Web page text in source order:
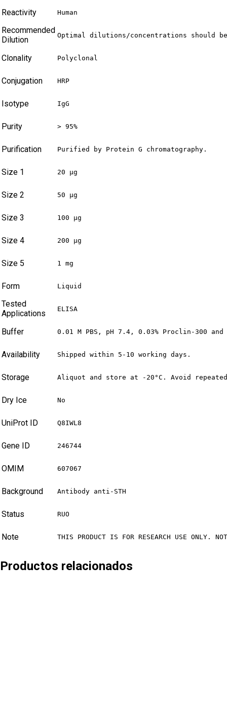
Reactivity Human
Recommended
Dilution
Optimal dilutions/concentrations should
Clonality Polyclonal
Conjugation HRP
Isotype IgG
Purity > 95%
Purification Purified by Protein G chromatography.
Size 1 20 µg
Size 2 50 µg
Size 3 100 µg
Size 4 200 µg
Size 5 1 mg
Form Liquid
Tested
Applications
ELISA
Buffer 0.01 M PBS, pH 7.4, 0.03% Proclin-300
Availability Shipped within 5-10 working days.
Storage Aliquot and store at -20°C. Avoid
Dry Ice No
UniProt ID Q8IWL8
Gene ID 246744
OMIM 607067
Background Antibody anti-STH
Status RUO
Note THIS PRODUCT IS FOR RESEARCH USE ONLY.
Productos relacionados